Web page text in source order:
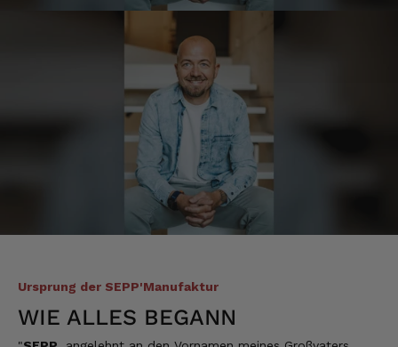
Ursprung der SEPP'Manufaktur
WIE ALLES BEGANN
Verifizierter Kunde
1 A Qualität, preiswert und schnell. Gern
wieder. Danke!
Verifizierter Kunde
Top Ware. Top Lieferung. Immer wieder👍
immer wieder bestellen. 👍🤤🤤❤️